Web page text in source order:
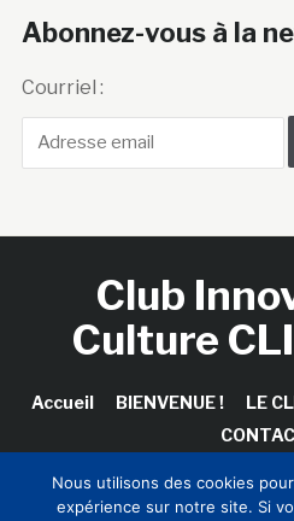
Abonnez-vous à la
Courriel :
Club
Culture
Accueil BIENVENUE ! LE
Nous utilisons des cookies
expérience sur notre site. Si